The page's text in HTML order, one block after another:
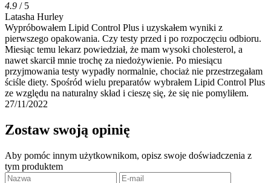
4.9 / 5
Latasha Hurley
Wypróbowałem Lipid Control Plus i uzyskałem wyniki z
pierwszego opakowania. Czy testy przed i po rozpoczęciu odbioru.
Miesiąc temu lekarz powiedział, że mam wysoki cholesterol, a
nawet skarcił mnie trochę za niedożywienie. Po miesiącu
przyjmowania testy wypadły normalnie, chociaż nie przestrzegałam
ściśle diety. Spośród wielu preparatów wybrałem Lipid Control Plus
ze względu na naturalny skład i cieszę się, że się nie pomyliłem.
27/11/2022
Zostaw swoją opinię
Aby pomóc innym użytkownikom, opisz swoje doświadczenia z
tym produktem